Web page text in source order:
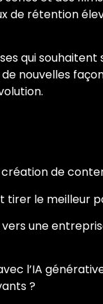
de rétention
qui
nouvelles
de
tirer le meilleur
une
l’IA
?